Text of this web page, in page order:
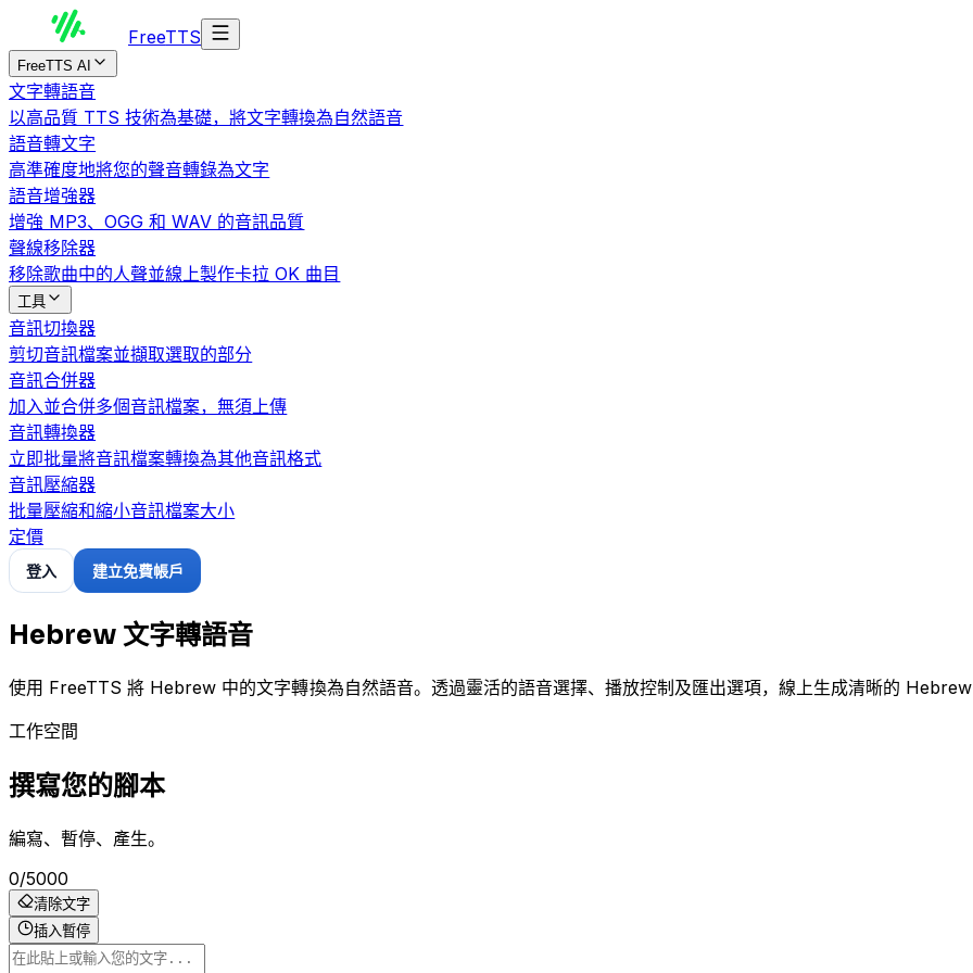
FreeTTS
FreeTTS AI
文字轉語音
以高品質 TTS 技術為基礎，將文字轉換為自然語音
語音轉文字
高準確度地將您的聲音轉錄為文字
語音增強器
增強 MP3、OGG 和 WAV 的音訊品質
聲線移除器
移除歌曲中的人聲並線上製作卡拉 OK 曲目
工具
音訊切換器
剪切音訊檔案並擷取選取的部分
音訊合併器
加入並合併多個音訊檔案，無須上傳
音訊轉換器
立即批量將音訊檔案轉換為其他音訊格式
音訊壓縮器
批量壓縮和縮小音訊檔案大小
定價
登入 建立免費帳戶
Hebrew 文字轉語音
使用 FreeTTS 將 Hebrew 中的文字轉換為自然語音。透過靈活的語音選擇、播放控制及匯出選項，線上生成清晰的
工作空間
撰寫您的腳本
編寫、暫停、產生。
0/5000
清除文字
插入暫停